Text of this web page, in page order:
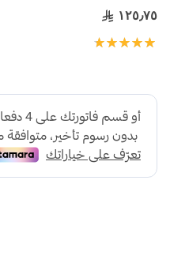
١٢٥٫٧٥
تقييم: